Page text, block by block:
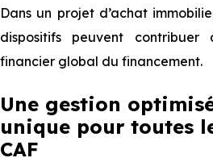
Dans un projet d’achat
dispositifs peuvent contribuer
financier global du financement.
Une gestion
unique pour toutes
CAF